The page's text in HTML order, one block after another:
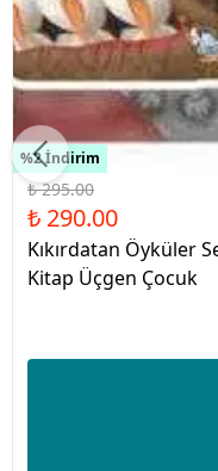
%2 İndirim
₺ 295.00
₺ 290.00
Kıkırdatan Öyküler
Kitap Üçgen Çocuk